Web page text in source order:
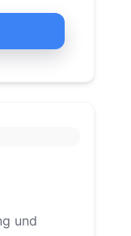
und